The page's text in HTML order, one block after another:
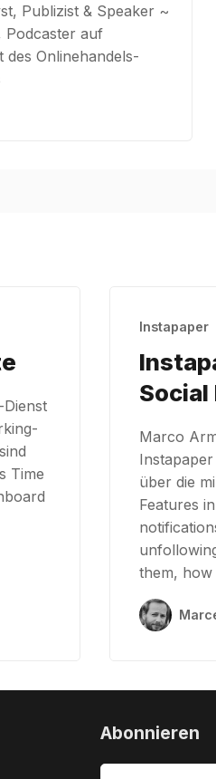
Publizist & Speaker ~
Podcaster auf
Onlinehandels-
Time
Instapaper
Marco
über die
Features
them, how
Abonnieren